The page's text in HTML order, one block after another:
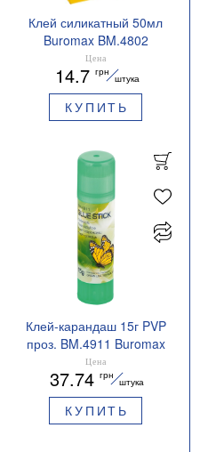
Клей силикатный 50мл
Buromax BM.4802
Цена
14.7 грн
штука
КУПИТЬ
Клей-карандаш 15г PVP
проз. BM.4911 Buromax
Цена
37.74 грн
штука
КУПИТЬ